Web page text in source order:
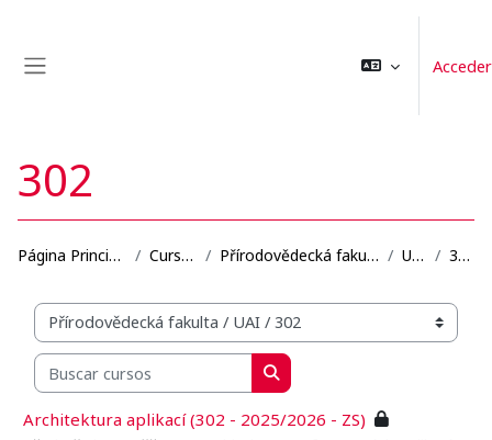
Acceder
302
Página Principal Cursos Přírodovědecká fakulta UAI 302
Categorías
Buscar cursos
Buscar cursos
Architektura aplikací (302 - 2025/2026 - ZS)